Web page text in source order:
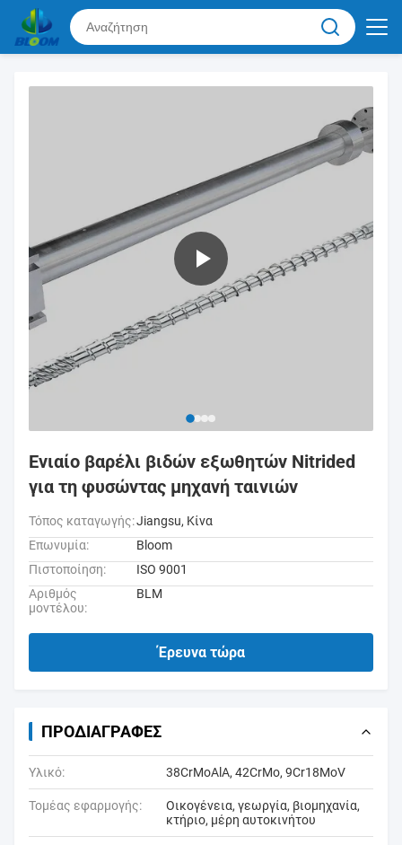
Ενιαίο βαρέλι βιδών εξωθητών Nitrided
για τη φυσώντας μηχανή ταινιών
Τόπος καταγωγής:Jiangsu, Κίνα
Επωνυμία:
Bloom
Πιστοποίηση:
ISO 9001
Αριθμός
μοντέλου:
BLM
Έρευνα τώρα
ΠΡΟΔΙΑΓΡΑΦΈΣ
Υλικό: 38CrMoAlA, 42CrMo, 9Cr18MoV
Τομέας εφαρμογής:
Οικογένεια, γεωργία, βιομηχανία,
κτήριο, μέρη αυτοκινήτου